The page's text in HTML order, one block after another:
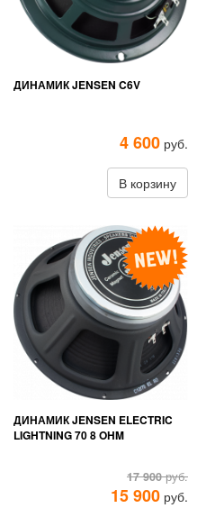
ДИНАМИК JENSEN C6V
4 600 руб.
В корзину
ДИНАМИК JENSEN ELECTRIC
LIGHTNING 70 8 OHM
17 900руб.
15 900 руб.